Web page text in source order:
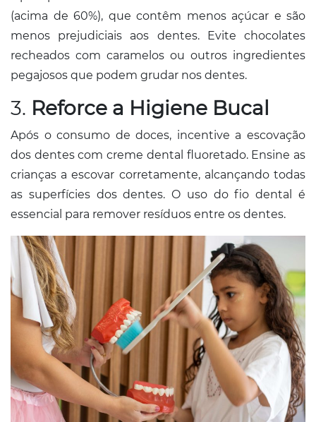
(acima de 60%), que contêm menos açúcar e são
menos prejudiciais aos dentes. Evite chocolates
recheados com caramelos ou outros ingredientes
pegajosos que podem grudar nos dentes.
3. Reforce a Higiene Bucal
Após o consumo de doces, incentive a escovação
dos dentes com creme dental fluoretado. Ensine as
crianças a escovar corretamente, alcançando todas
as superfícies dos dentes. O uso do fio dental é
essencial para remover resíduos entre os dentes.